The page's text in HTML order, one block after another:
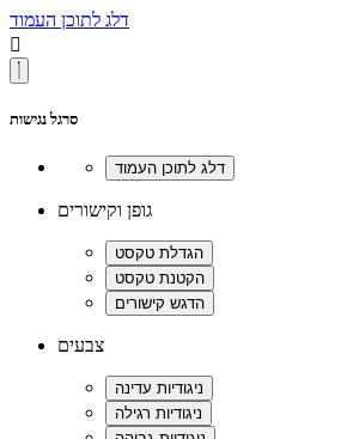
דלג לתוכן העמוד

סרגל נגישות
גופן וקישורים
צבעים